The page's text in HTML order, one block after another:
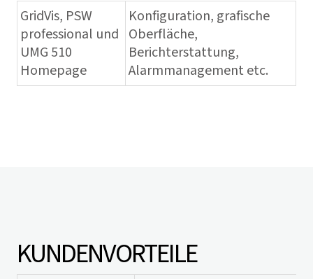
GridVis, PSW
professional und
UMG 510
Homepage
Konfiguration, grafische
Oberfläche,
Berichterstattung,
Alarmmanagement etc.
KUNDENVORTEILE